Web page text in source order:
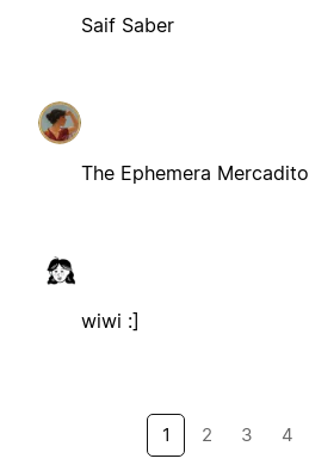
Saif Saber
The Ephemera Mercadito
wiwi :]
1 2 3 4